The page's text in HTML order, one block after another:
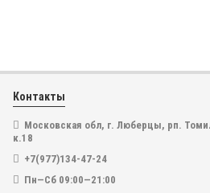
Джордж Пол голубая 2018 SWINGMAN
2 999₽
999₽
В наличии
В корзину
Контакты
Московская обл, г. Люберцы, рп.
к.18
+7(977)134-47-24
Пн—Сб 09:00—21:00